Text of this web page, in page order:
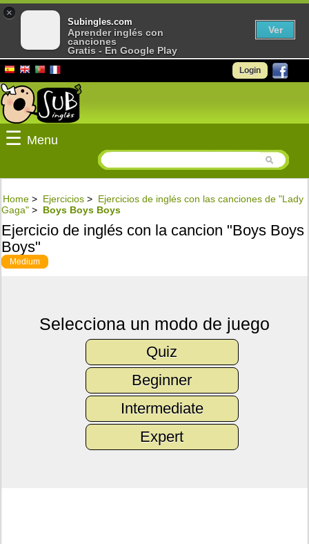
Login
☰ Menu
Home > Ejercicios > Ejercicios de inglés con las canciones de "Lady
Gaga" > Boys Boys Boys
Ejercicio de inglés con la cancion "Boys Boys
Boys"
Medium
Selecciona un modo de juego
Quiz
Beginner
Intermediate
Expert
×
Subingles.com
Aprender inglés con
canciones
Gratis - En Google Play
Ver